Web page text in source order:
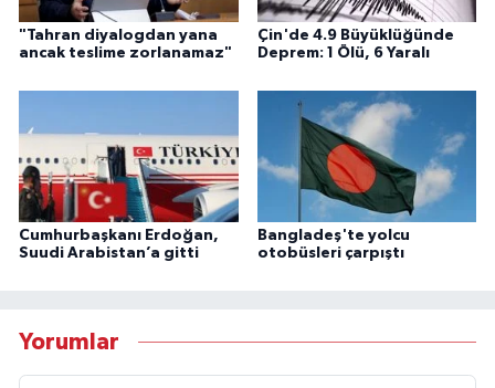
"Tahran diyalogdan yana
ancak teslime zorlanamaz"
Çin'de 4.9 Büyüklüğünde
Deprem: 1 Ölü, 6 Yaralı
Cumhurbaşkanı Erdoğan,
Suudi Arabistan’a gitti
Bangladeş'te yolcu
otobüsleri çarpıştı
Yorumlar